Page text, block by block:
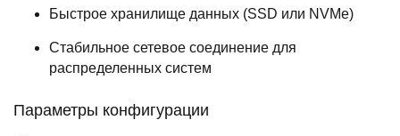
Быстрое хранилище данных (SSD или NVMe)
Стабильное сетевое соединение для
распределенных систем
Параметры конфигурации